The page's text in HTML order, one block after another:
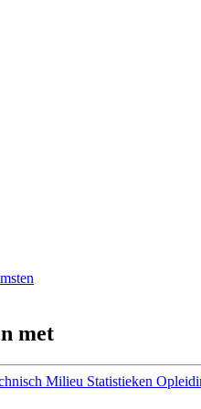
met
Milieu Statistieken